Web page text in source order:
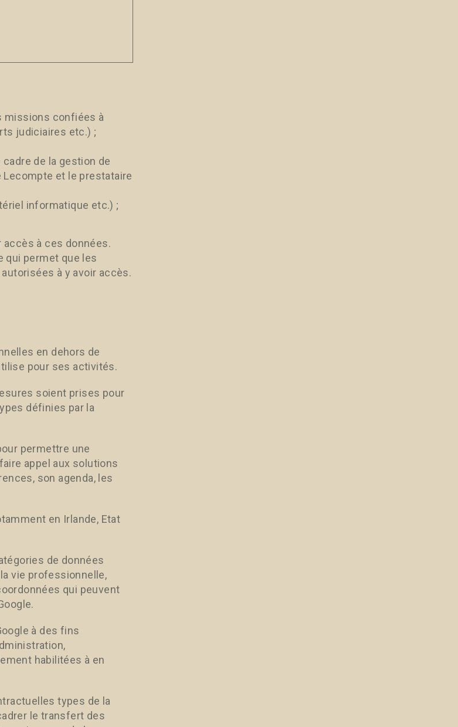
missions confiées à
judiciaires etc.) ;
de la gestion de
et le prestataire
informatique etc.) ;
à ces données.
qui permet que les
à y avoir accès.
en dehors de
pour ses activités.
soient prises pour
définies par la
permettre une
appel aux solutions
son agenda, les
en Irlande, Etat
de données
vie professionnelle,
qui peuvent
à des fins
habilitées à en
types de la
le transfert des